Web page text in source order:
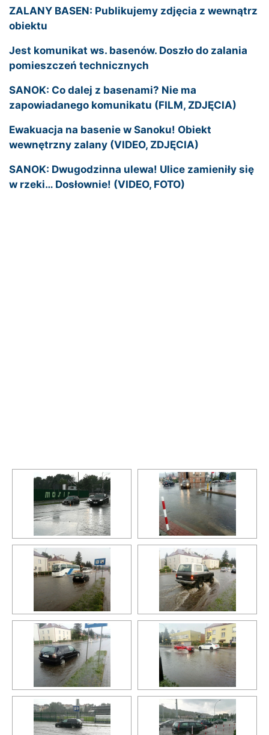
ZALANY BASEN: Publikujemy zdjęcia z wewnątrz
obiektu
Jest komunikat ws. basenów. Doszło do zalania
pomieszczeń technicznych
SANOK: Co dalej z basenami? Nie ma
zapowiadanego komunikatu (FILM, ZDJĘCIA)
Ewakuacja na basenie w Sanoku! Obiekt
wewnętrzny zalany (VIDEO, ZDJĘCIA)
SANOK: Dwugodzinna ulewa! Ulice zamieniły się
w rzeki… Dosłownie! (VIDEO, FOTO)